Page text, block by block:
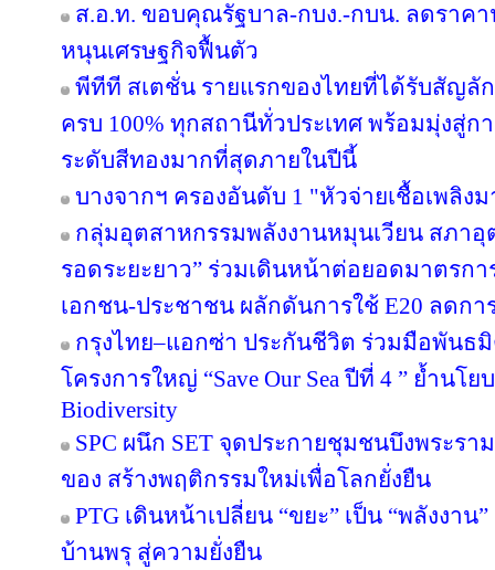
ส.อ.ท. ขอบคุณรัฐบาล-กบง.-กบน. ลดราค
หนุนเศรษฐกิจฟื้นตัว
พีทีที สเตชั่น รายแรกของไทยที่ได้รับสัญลั
ครบ 100% ทุกสถานีทั่วประเทศ พร้อมมุ่งสู่ก
ระดับสีทองมากที่สุดภายในปีนี้
บางจากฯ ครองอันดับ 1 "หัวจ่ายเชื้อเพลิ
กลุ่มอุตสาหกรรมพลังงานหมุนเวียน สภาอุ
รอดระยะยาว” ร่วมเดินหน้าต่อยอดมาตรก
เอกชน-ประชาชน ผลักดันการใช้ E20 ลดกา
กรุงไทย–แอกซ่า ประกันชีวิต ร่วมมือพันธ
โครงการใหญ่ “Save Our Sea ปีที่ 4 ” ย้ำนโ
Biodiversity
SPC ผนึก SET จุดประกายชุมชนบึงพระร
ของ สร้างพฤติกรรมใหม่เพื่อโลกยั่งยืน
PTG เดินหน้าเปลี่ยน “ขยะ” เป็น “พลังง
บ้านพรุ สู่ความยั่งยืน